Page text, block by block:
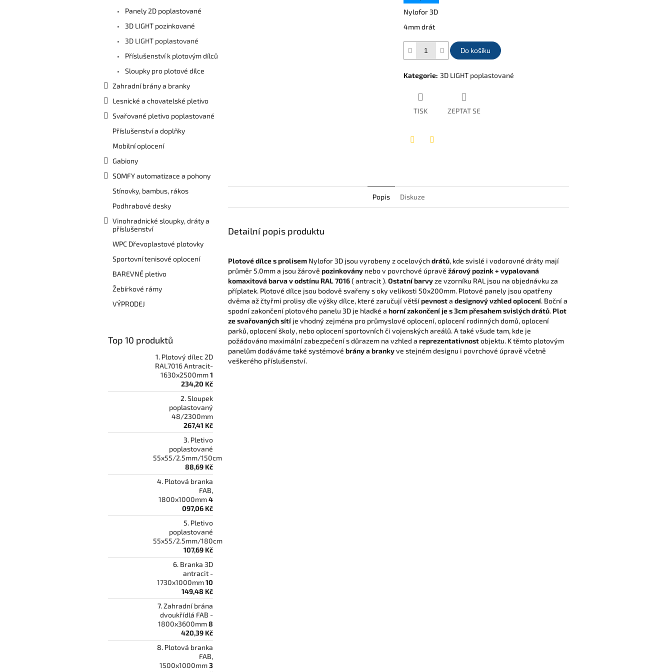
Panely 2D poplastované
3D LIGHT pozinkované
3D LIGHT poplastované
Příslušenství k plotovým dílců
Sloupky pro plotové dílce
Zahradní brány a branky
Lesnické a chovatelské pletivo
Svařované pletivo poplastované
Příslušenství a doplňky
Mobilní oplocení
Gabiony
SOMFY automatizace a pohony
Stínovky, bambus, rákos
Podhrabové desky
Vinohradnické sloupky, dráty a
příslušenství
WPC Dřevoplastové plotovky
Sportovní tenisové oplocení
BAREVNÉ pletivo
Žebírkové rámy
VÝPRODEJ
Top 10 produktů
Plotový dílec 2D
RAL7016 Antracit-
1630x2500mm1
234,20 Kč
Sloupek
poplastovaný
48/2300mm
267,41 Kč
Pletivo
poplastované
55x55/2.5mm/150cm
88,69 Kč
Plotová branka
FAB,
1800x1000mm4
097,06 Kč
Pletivo
poplastované
55x55/2.5mm/180cm
107,69 Kč
Branka 3D
antracit -
1730x1000mm10
149,48 Kč
Zahradní brána
dvoukřídlá FAB -
1800x3600mm8
420,39 Kč
Plotová branka
FAB,
1500x1000mm3
z
hvězdiček.
Nylofor 3D
4mm drát
Do košíku
Kategorie: 3D LIGHT poplastované
TISK ZEPTAT SE
Popis Diskuze
Detailní popis produktu
Plotové dílce s prolisem Nylofor 3D jsou vyrobeny z ocelovýchdrátů, kde svislé i vodorovné dráty mají
průměr 5.0mm a jsou žárově pozinkovány nebo v povrchové úpravě žárový pozink + vypalovaná
komaxitová barva v odstínu RAL 7016( antracit ).Ostatní barvyze vzorníku RAL jsou na objednávku za
příplatek. Plotové dílce jsou bodově svařeny s oky velikosti 50x200mm. Plotové panely jsou opatřeny
dvěma až čtyřmi prolisy dle výšky dílce, které zaručují většípevnosta designový vzhled oplocení. Boční a
spodní zakončení plotového panelu 3D je hladké a horní zakončení je s 3cm přesahem svislých drátů. Plot
ze svařovaných sítí je vhodný zejména pro průmyslové oplocení, oplocení rodinných domů, oplocení
parků, oplocení školy, nebo oplocení sportovních či vojenských areálů. A také všude tam, kde je
požádováno maximální zabezpečení s důrazem na vzhled a reprezentativnostobjektu. K těmto plotovým
panelům dodáváme také systémové brány a brankyve stejném designu i povrchové úpravě včetně
veškerého příslušenství.